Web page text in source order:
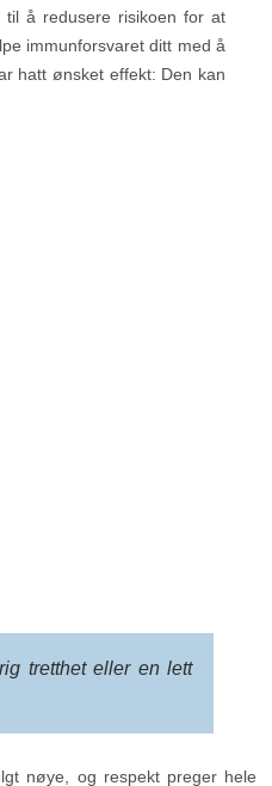
tretthet eller en lett
nøye, og respekt preger hele